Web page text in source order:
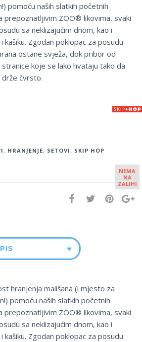
pomoću naših slatkih početnih
prepoznatljivim ZOO® likovima, svaki
sa neklizajućim dnom, kao i
kašiku. Zgodan poklopac za posudu
ostane svježa, dok pribor od
koje se lako hvataju tako da
drže čvrsto.
, HRANJENJE, SETOVI, SKIP HOP
NEMA
NA
ZALIHI
hranjenja mališana (i mjesto za
pomoću naših slatkih početnih
prepoznatljivim ZOO® likovima, svaki
sa neklizajućim dnom, kao i
kašiku. Zgodan poklopac za posudu